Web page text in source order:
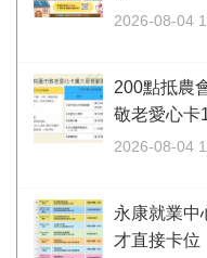
2026-08-04
200點抵農
敬老愛心卡
2026-08-04
永康就業
才直接卡位